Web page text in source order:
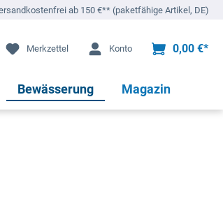
ab 150 €** (paketfähige Artikel, DE)
Merkzettel Konto 0,00 €*
Bewässerung Magazin